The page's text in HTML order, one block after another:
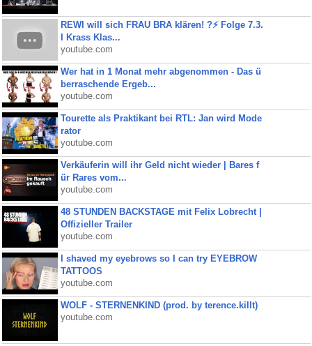
REWI will sich FRAU BRA klären! ?⚡️ Folge 7.3.
I Krass Klas...
youtube.com
Wer hat in 1 Monat mehr abgenommen - Das ü
berraschende Ergeb...
youtube.com
Tourette als Praktikant bei RTL: Jan wird Mode
rator
youtube.com
Verkäuferin will ihr Geld nicht wieder | Bares f
ür Rares vom...
youtube.com
48 STUNDEN BACKSTAGE mit Felix Lobrecht |
Offizieller Trailer
youtube.com
I shaved my eyebrows so I can try EYEBROW
TATTOOS
youtube.com
WOLF - STERNENKIND (prod. by terence.killt)
youtube.com